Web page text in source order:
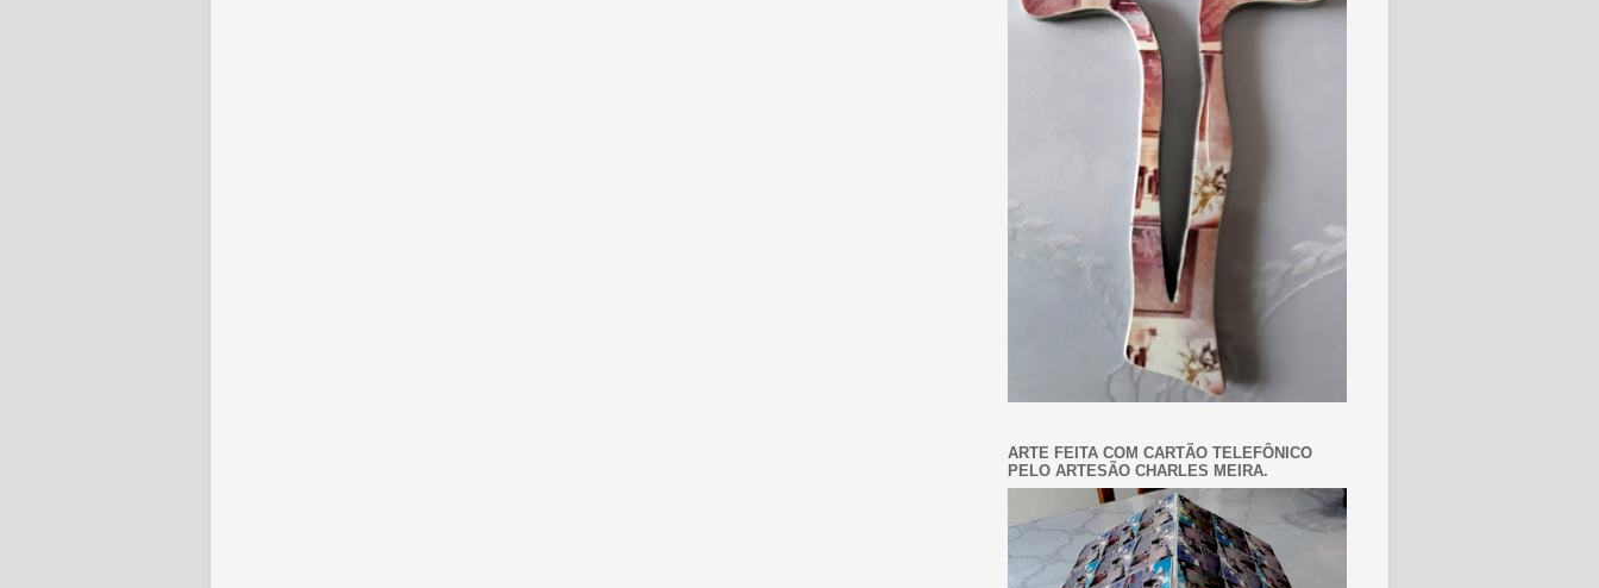
ARTE FEITA COM CARTÃO TELEFÔNICO
PELO ARTESÃO CHARLES MEIRA.